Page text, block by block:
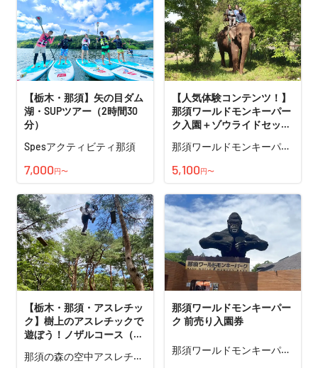
【栃木・那須】矢の目ダム
湖・SUPツアー（2時間30
分）
Spesアクティビティ那須
7,000円〜
【人気体験コンテンツ！】
那須ワールドモンキーパー
ク入園＋ゾウライドセット
那須ワールドモンキーパー
5,100円〜
【栃木・那須・アスレチッ
ク】樹上のアスレチックで
遊ぼう！ノザルコース（8
き）
那須の森の空中アスレチッ
那須ワールドモンキーパー
ク 前売り入園券
那須ワールドモンキーパー